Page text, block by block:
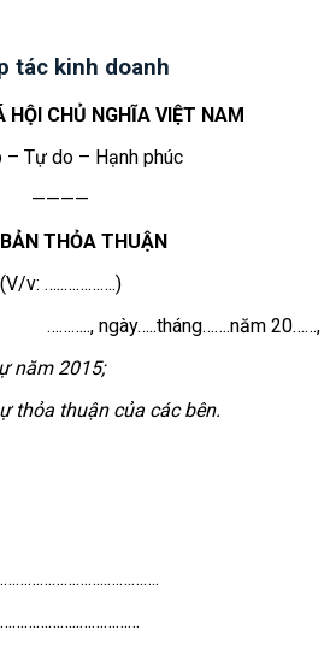
tác kinh doanh
HỘI CHỦ NGHĨA VIỆT NAM
Tự do – Hạnh phúc
————
THỎA THUẬN
(V/v: …..………….)
……….., ngày…..tháng…….năm 20……,
năm 2015;
thỏa thuận của các bên.